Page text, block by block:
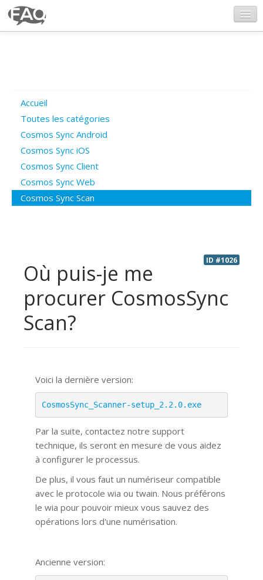
Poser une question
Questions ouvertes
Connexion
Accueil
Toutes les catégories
Cosmos Sync Android
Cosmos Sync iOS
Cosmos Sync Client
Cosmos Sync Web
Cosmos Sync Scan
ID #1026
Où puis-je me
procurer CosmosSync
Scan?
Voici la dernière version:
CosmosSync_Scanner-setup_2.2.0.exe
Par la suite, contactez notre support
technique, ils seront en mesure de vous aidez
à configurer le processus.
De plus, il vous faut un numériseur compatible
avec le protocole wia ou twain. Nous préférons
le wia pour pouvoir mieux vous sauvez des
opérations lors d'une numérisation.
Ancienne version: